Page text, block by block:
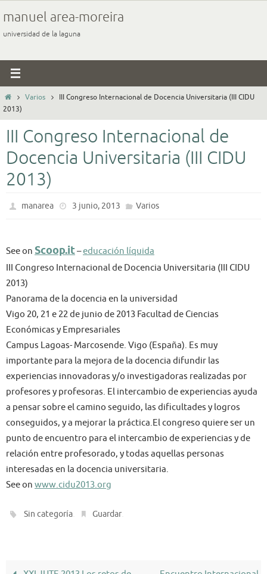
al
contenido
manuel area-moreira
universidad de la laguna
InicioVarios
III Congreso Internacional de Docencia Universitaria (III CIDU
2013)
III Congreso Internacional de
Docencia Universitaria (III CIDU
2013)
manarea 3 junio, 2013 Varios
See on Scoop.it–educación líquida
III Congreso Internacional de Docencia Universitaria (III CIDU
2013)
Panorama de la docencia en la universidad
Vigo 20, 21 e 22 de junio de 2013 Facultad de Ciencias
Económicas y Empresariales
Campus Lagoas- Marcosende. Vigo (España). Es muy
importante para la mejora de la docencia difundir las
experiencias innovadoras y/o investigadoras realizadas por
profesores y profesoras. El intercambio de experiencias ayuda
a pensar sobre el camino seguido, las dificultades y logros
conseguidos, y a mejorar la práctica.El congreso quiere ser un
punto de encuentro para el intercambio de experiencias y de
relación entre profesorado, y todas aquellas personas
interesadas en la docencia universitaria.
See on www.cidu2013.org
Sin categoría Guardar